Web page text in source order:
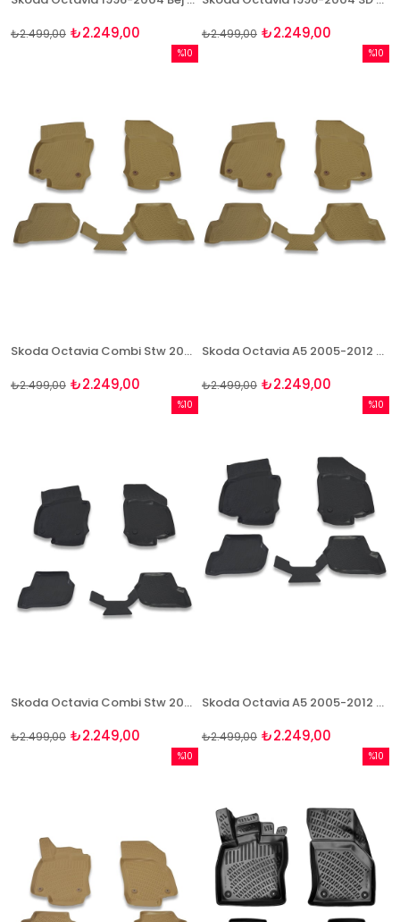
₺2.249,00
₺2.499,00 ₺2.249,00
₺2.499,00
Skoda Octavia Combi Stw 2005-2012 3D Bej Paspas Takımı Bizymo
₺2.249,00
₺2.499,00
%10
Skoda Octavia A5 2005-2012 3D Bej Paspas Takımı Bizymo
₺2.249,00
₺2.499,00
%10
Skoda Octavia Combi Stw 2005-2012 3D Havuzlu Paspas Takımı Bizymo
₺2.249,00
₺2.499,00
%10
Skoda Octavia A5 2005-2012 3D Paspas Takımı Bizymo
₺2.249,00
₺2.499,00
%10
%10
%10